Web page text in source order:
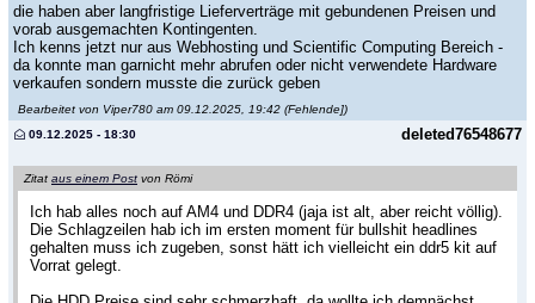
die haben aber langfristige Lieferverträge mit gebundenen Preisen und
vorab ausgemachten Kontingenten.
Ich kenns jetzt nur aus Webhosting und Scientific Computing Bereich -
da konnte man garnicht mehr abrufen oder nicht verwendete Hardware
verkaufen sondern musste die zurück geben
Bearbeitet von Viper780 am 09.12.2025, 19:42 (Fehlende])
deleted76548677
09.12.2025 - 18:30
Zitat aus einem Post von Römi
Ich hab alles noch auf AM4 und DDR4 (jaja ist alt, aber reicht völlig).
Die Schlagzeilen hab ich im ersten moment für bullshit headlines
gehalten muss ich zugeben, sonst hätt ich vielleicht ein ddr5 kit auf
Vorrat gelegt.